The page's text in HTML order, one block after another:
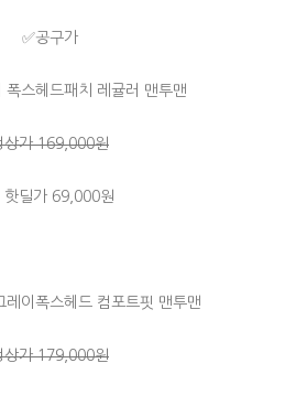
✅공구가
폭스헤드패치 레귤러 맨투맨
상가 169,000원
핫딜가 69,000원
레이폭스헤드 컴포트핏 맨투맨
상가 179,000원